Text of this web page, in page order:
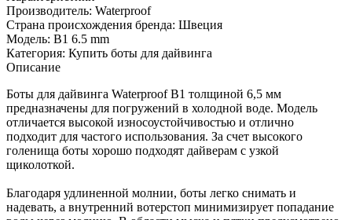
Производитель: Waterproof
Страна происхождения бренда: Швеция
Модель: B1 6.5 mm
Категория: Купить боты для дайвинга
Описание
Боты для дайвинга Waterproof B1 толщиной 6,5 мм
предназначены для погружений в холодной воде. Модель
отличается высокой износоустойчивостью и отлично
подходит для частого использования. За счет высокого
голенища боты хорошо подходят дайверам с узкой
щиколоткой.
Благодаря удлиненной молнии, боты легко снимать и
надевать, а внутренний вотерстоп минимизирует попадание